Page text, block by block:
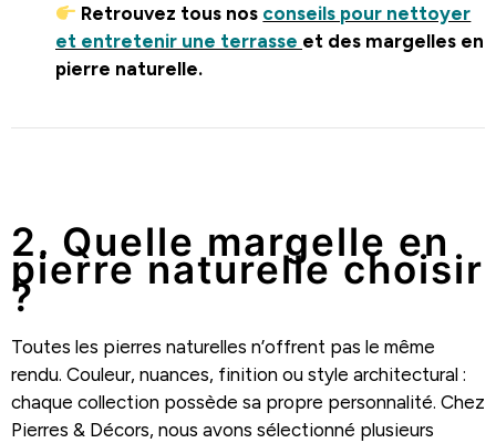
Retrouvez tous nos conseils pour nettoyer
et entretenir une terrasse et des margelles en
pierre naturelle.
2. Quelle margelle en
pierre naturelle choisir
?
Toutes les pierres naturelles n’offrent pas le même
rendu. Couleur, nuances, finition ou style architectural :
chaque collection possède sa propre personnalité. Chez
Pierres & Décors, nous avons sélectionné plusieurs